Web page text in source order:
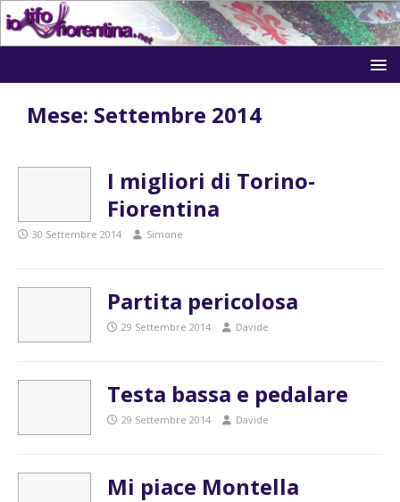
Mese: Settembre 2014
I migliori di Torino-
Fiorentina
30 Settembre 2014 Simone
Partita pericolosa
29 Settembre 2014 Davide
Testa bassa e pedalare
29 Settembre 2014 Davide
Mi piace Montella